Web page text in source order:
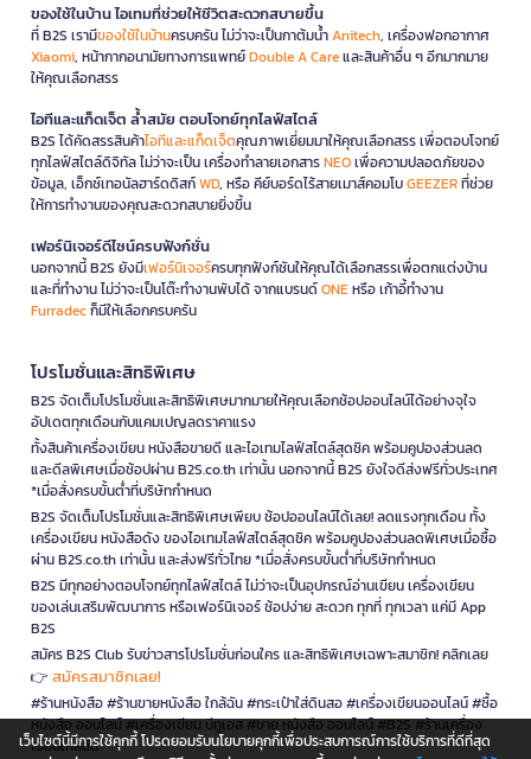
ของใช้ในบ้าน ไอเทมที่ช่วยให้ชีวิตสะดวกสบายขึ้น
ที่ B2S เรามีของใช้ในบ้านครบครัน ไม่ว่าจะเป็นกาต้มน้ำAnitech, เครื่องฟอกอากาศ
Xiaomi, หน้ากากอนามัยทางการแพทย์Double A Careและสินค้าอื่น ๆ อีกมากมาย
ให้คุณเลือกสรร
ไอทีและแก็ดเจ็ต ล้ำสมัย ตอบโจทย์ทุกไลฟ์สไตล์
B2S ได้คัดสรรสินค้าไอทีและแก็ดเจ็ตคุณภาพเยี่ยมมาให้คุณเลือกสรร เพื่อตอบโจทย์
ทุกไลฟ์สไตล์ดิจิทัล ไม่ว่าจะเป็น เครื่องทำลายเอกสารNEOเพื่อความปลอดภัยของ
ข้อมูล, เอ็กซ์เทอนัลฮาร์ดดิสก์WD, หรือ คีย์บอร์ดไร้สายเมาส์คอมโบGEEZERที่ช่วย
ให้การทำงานของคุณสะดวกสบายยิ่งขึ้น
เฟอร์นิเจอร์ดีไซน์ครบฟังก์ชั่น
นอกจากนี้ B2S ยังมีเฟอร์นิเจอร์ครบทุกฟังก์ชันให้คุณได้เลือกสรรเพื่อตกแต่งบ้าน
และที่ทำงาน ไม่ว่าจะเป็นโต๊ะทำงานพับได้ จากแบรนด์ONEหรือ เก้าอี้ทำงาน
Furradecก็มีให้เลือกครบครัน
โปรโมชั่นและสิทธิพิเศษ
B2S จัดเต็มโปรโมชั่นและสิทธิพิเศษมากมายให้คุณเลือกช้อปออนไลน์ได้อย่างจุใจ
อัปเดตทุกเดือนกับแคมเปญลดราคาแรง
ทั้งสินค้าเครื่องเขียน หนังสือขายดี และไอเทมไลฟ์สไตล์สุดชิค พร้อมคูปองส่วนลด
และดีลพิเศษเมื่อช้อปผ่าน B2S.co.th เท่านั้น นอกจากนี้ B2S ยังใจดีส่งฟรีทั่วประเทศ
*เมื่อสั่งครบขั้นต่ำที่บริษัทกำหนด
B2S จัดเต็มโปรโมชั่นและสิทธิพิเศษเพียบ ช้อปออนไลน์ได้เลย! ลดแรงทุกเดือน ทั้ง
เครื่องเขียน หนังสือดัง ของไอเทมไลฟ์สไตล์สุดชิค พร้อมคูปองส่วนลดพิเศษเมื่อซื้อ
ผ่าน B2S.co.th เท่านั้น และส่งฟรีทั่วไทย *เมื่อสั่งครบขั้นต่ำที่บริษัทกำหนด
B2S มีทุกอย่างตอบโจทย์ทุกไลฟ์สไตล์ ไม่ว่าจะเป็นอุปกรณ์อ่านเขียน เครื่องเขียน
ของเล่นเสริมพัฒนาการ หรือเฟอร์นิเจอร์ ช้อปง่าย สะดวก ทุกที่ ทุกเวลา แค่มี App
B2S
สมัคร B2S Club รับข่าวสารโปรโมชั่นก่อนใคร และสิทธิพิเศษเฉพาะสมาชิก! คลิกเลย
👉 สมัครสมาชิกเลย!
#ร้านหนังสือ #ร้านขายหนังสือ ใกล้ฉัน #กระเป๋าใส่ดินสอ #เครื่องเขียนออนไลน์ #ซื้อ
หนังสือ ออนไลน์ #เครื่องเขียน บีทูเอส #ขาย หนังสือ ออนไลน์ #B2S #ร้านเครื่อง
เขียนใกล้ฉัน
เว็บไซต์นี้มีการใช้คุกกี้ โปรดยอมรับนโยบายคุกกี้เพื่อประสบการณ์การใช้บริการที่ดีที่สุด